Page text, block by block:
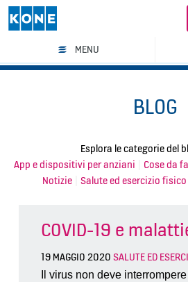
Vai
MENU
BLOG
Esplora le categorie del
App e dispositivi per anziani
Cose da
Notizie| Salute ed esercizio fisico
COVID-19 e
19 MAGGIO 2020 SALUTE ED
Il virus non deve